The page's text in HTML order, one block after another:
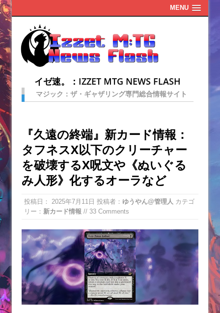
MENU
イゼ速。：IZZET MTG NEWS FLASH
マジック：ザ・ギャザリング専門総合情報サイト
『久遠の終端』新カード情報：
タフネスX以下のクリーチャー
を破壊するX呪文や《ぬいぐる
み人形》化するオーラなど
投稿日： 2025年7月11日 投稿者： ゆうやん@管理人 カテゴ
リー： 新カード情報 // 33 Comments